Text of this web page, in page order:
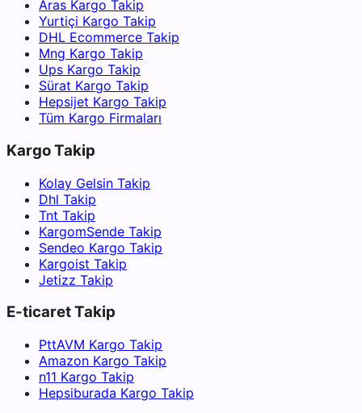
Aras Kargo Takip
Yurtiçi Kargo Takip
DHL Ecommerce Takip
Mng Kargo Takip
Ups Kargo Takip
Sürat Kargo Takip
Hepsijet Kargo Takip
Tüm Kargo Firmaları
Kargo Takip
Kolay Gelsin Takip
Dhl Takip
Tnt Takip
KargomSende Takip
Sendeo Kargo Takip
Kargoist Takip
Jetizz Takip
E-ticaret Takip
PttAVM Kargo Takip
Amazon Kargo Takip
n11 Kargo Takip
Hepsiburada Kargo Takip